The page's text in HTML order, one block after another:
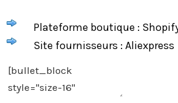
Plateforme boutique :
Site fournisseurs : Aliexpress